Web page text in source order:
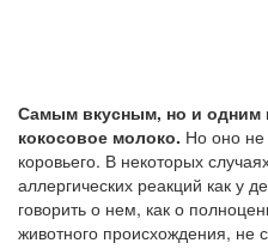
Самым вкусным, но и одним
кокосовое молоко. Но оно не
коровьего. В некоторых
аллергических реакций как у
говорить о нем, как о
животного происхождения, не